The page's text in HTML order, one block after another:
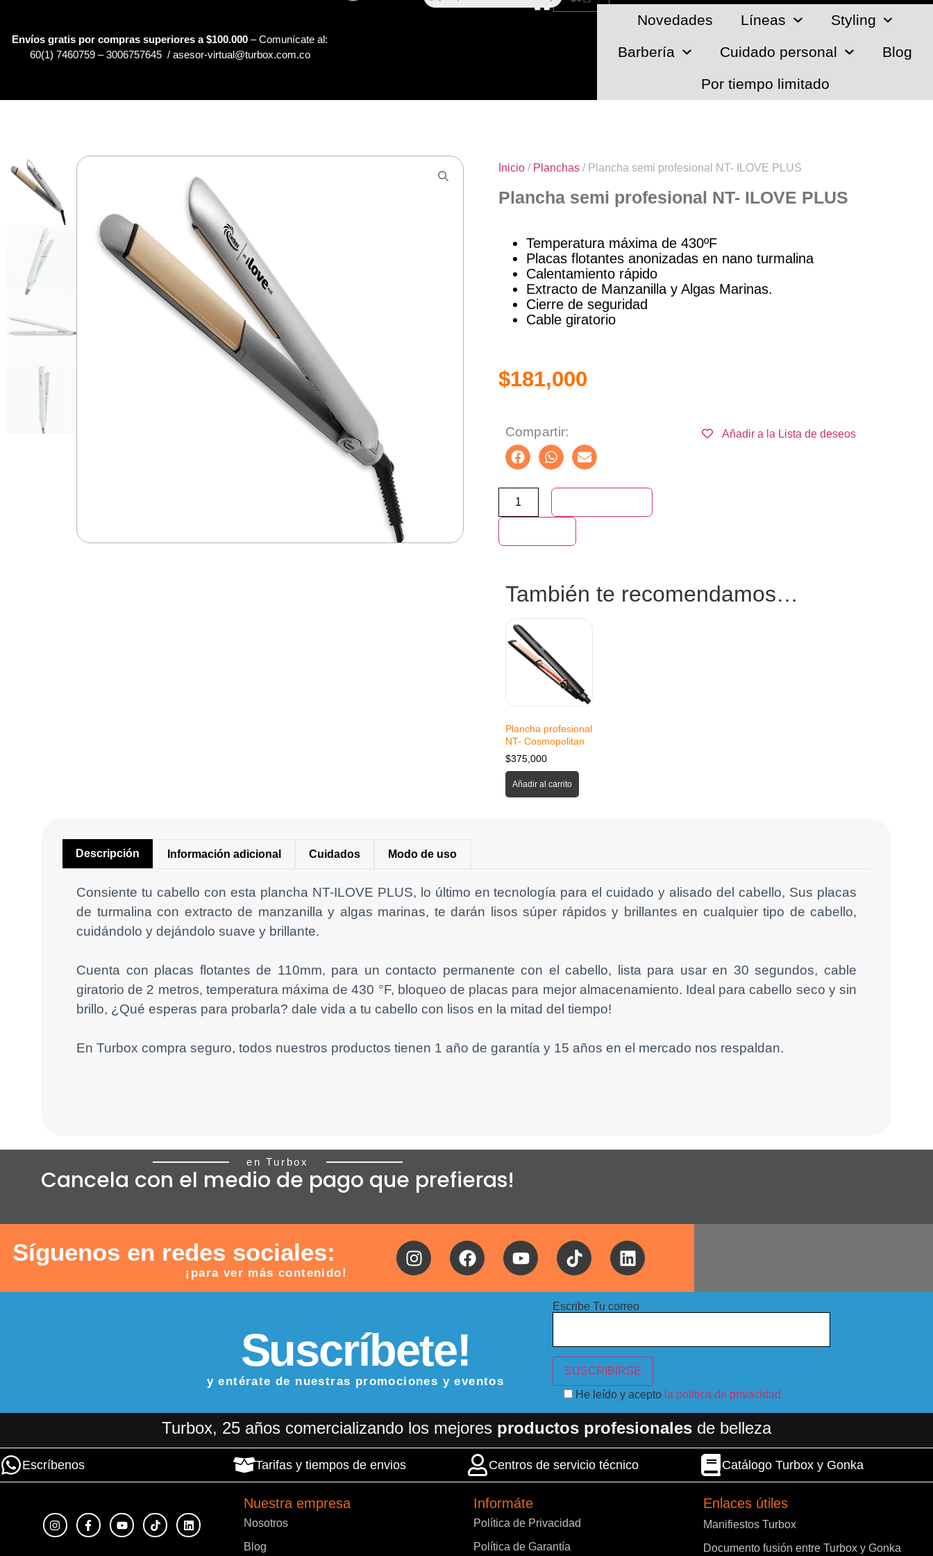
Envíos gratis por compras superiores a $100.000 – Comunícate al:
60(1) 7460759 – 3006757645 / asesor-virtual@turbox.com.co
Novedades Líneas
Styling
Barbería
Cuidado personal
Blog
Por tiempo limitado
Inicio/ Planchas/ Plancha semi profesional NT- ILOVE PLUS
Plancha semi profesional NT- ILOVE PLUS
Temperatura máxima de 430ºF
Placas flotantes anonizadas en nano turmalina
Calentamiento rápido
Extracto de Manzanilla y Algas Marinas.
Cierre de seguridad
Cable giratorio
$181,000
Compartir: Añadir a la Lista de deseos
También te recomendamos…
Plancha profesional
NT- Cosmopolitan
$375,000
Añadir al carrito
Descripción Información adicional Cuidados Modo de uso
Consiente tu cabello con esta plancha NT-ILOVE PLUS, lo último en tecnología para el cuidado y alisado del cabello, Sus placas
de turmalina con extracto de manzanilla y algas marinas, te darán lisos súper rápidos y brillantes en cualquier tipo de cabello,
cuidándolo y dejándolo suave y brillante.
Cuenta con placas flotantes de 110mm, para un contacto permanente con el cabello, lista para usar en 30 segundos, cable
giratorio de 2 metros, temperatura máxima de 430 °F, bloqueo de placas para mejor almacenamiento. Ideal para cabello seco y sin
brillo, ¿Qué esperas para probarla? dale vida a tu cabello con lisos en la mitad del tiempo!
En Turbox compra seguro, todos nuestros productos tienen 1 año de garantía y 15 años en el mercado nos respaldan.
en Turbox
Cancela con el medio de pago que prefieras!
Síguenos en redes sociales:
¡para ver más contenido!
Suscríbete!
y entérate de nuestras promociones y eventos
Escribe Tu correo
He leído y acepto la política de privacidad.
Turbox, 25 años comercializando los mejores productos profesionales de belleza
Escríbenos Tarifas y tiempos de envios Centros de servicio técnico Catálogo Turbox y Gonka
Nuestra empresa
Nosotros
Blog
Informáte
Política de Privacidad
Política de Garantía
Enlaces útiles
Manifiestos Turbox
Documento fusión entre Turbox y Gonka